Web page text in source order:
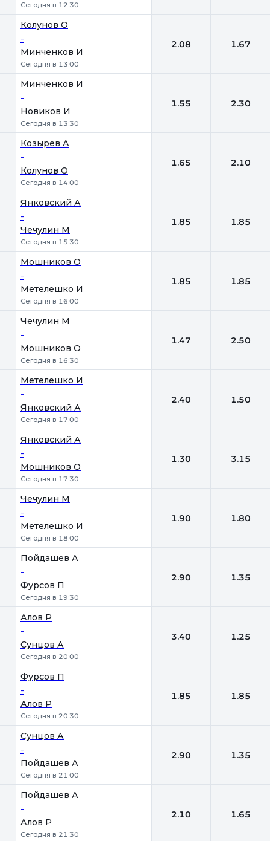
Сегодня в 12:30
Колунов О
-
Минченков И
Сегодня в 13:00
2.08 1.67
Минченков И
-
Новиков И
Сегодня в 13:30
1.55 2.30
Козырев А
-
Колунов О
Сегодня в 14:00
1.65 2.10
Янковский А
-
Чечулин М
Сегодня в 15:30
1.85 1.85
Мошников О
-
Метелешко И
Сегодня в 16:00
1.85 1.85
Чечулин М
-
Мошников О
Сегодня в 16:30
1.47 2.50
Метелешко И
-
Янковский А
Сегодня в 17:00
2.40 1.50
Янковский А
-
Мошников О
Сегодня в 17:30
1.30 3.15
Чечулин М
-
Метелешко И
Сегодня в 18:00
1.90 1.80
Пойдашев А
-
Фурсов П
Сегодня в 19:30
2.90 1.35
Алов Р
-
Сунцов А
Сегодня в 20:00
3.40 1.25
Фурсов П
-
Алов Р
Сегодня в 20:30
1.85 1.85
Сунцов А
-
Пойдашев А
Сегодня в 21:00
2.90 1.35
Пойдашев А
-
Алов Р
Сегодня в 21:30
2.10 1.65